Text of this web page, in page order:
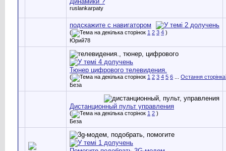
ruslankarpaty
подскажите с навигатором
( 1 2 3 4 )
Юрий78
Тюнер цифрового телевидения.
( 1 2 3 4 5 6 Остання сторінка
Беза
Дистанционный пульт управления
( 1 2 )
Беза